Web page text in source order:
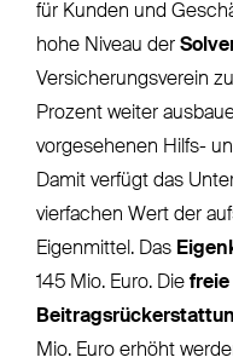
für Kunden und
hohe Niveau der
Versicherungsverein
Prozent weiter
vorgesehenen Hilfs-
Damit verfügt das
vierfachen Wert der
Eigenmittel. Das
145 Mio. Euro. Die freie
Mio. Euro erhöht